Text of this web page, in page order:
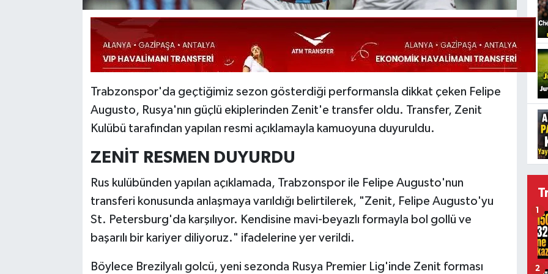
Trabzonspor'da geçtiğimiz sezon gösterdiği performansla dikkat çeken Felipe
Augusto, Rusya'nın güçlü ekiplerinden Zenit'e transfer oldu. Transfer, Zenit
Kulübü tarafından yapılan resmi açıklamayla kamuoyuna duyuruldu.
ZENİT RESMEN DUYURDU
Rus kulübünden yapılan açıklamada, Trabzonspor ile Felipe Augusto'nun
transferi konusunda anlaşmaya varıldığı belirtilerek, "Zenit, Felipe Augusto'yu
St. Petersburg'da karşılıyor. Kendisine mavi-beyazlı formayla bol gollü ve
başarılı bir kariyer diliyoruz." ifadelerine yer verildi.
Böylece Brezilyalı golcü, yeni sezonda Rusya Premier Lig'inde Zenit forması
1
2